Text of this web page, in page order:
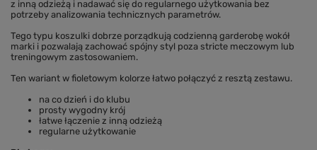
z inną odzieżą i nadawać się do regularnego użytkowania bez
potrzeby analizowania technicznych parametrów.
Tego typu koszulki dobrze porządkują codzienną garderobę wokół
marki i pozwalają zachować spójny styl poza stricte meczowym lub
treningowym zastosowaniem.
Ten wariant w fioletowym kolorze łatwo połączyć z resztą zestawu.
na co dzień i do klubu
prosty wygodny krój
łatwe łączenie z inną odzieżą
regularne użytkowanie